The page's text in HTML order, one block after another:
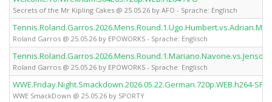
Secrets of the Mr Kipling Cakes @ 25.05.26 by AFO - Sprache: Englisch
Roland Garros @ 25.05.26 by EPOWORKS - Sprache: Englisch
Roland Garros @ 25.05.26 by EPOWORKS - Sprache: Englisch
WWE.Friday.Night.Smackdown.2026.05.22.German.720p.WEB.h264-
WWE SmackDown @ 25.05.26 by SPORTY